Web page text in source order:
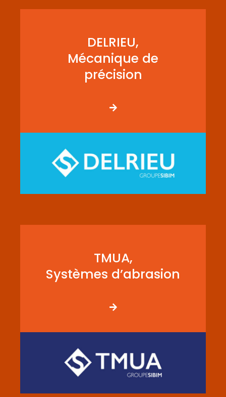
DELRIEU,
Mécanique de
précision
TMUA,
Systèmes d’abrasion